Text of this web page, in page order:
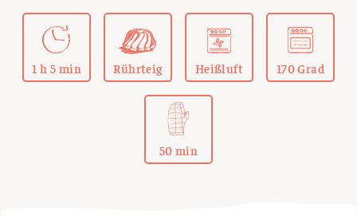
1 h 5 min Rührteig Heißluft 170 Grad
50 min